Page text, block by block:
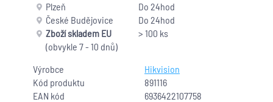
Výrobce
Hikvision
Kód produktu
891116
EAN kód
6936422107758
Plzeň
Do 24hod
České Budějovice
Do 24hod
Zboží skladem EU
(obvykle 7 - 10 dnů)
> 100 ks